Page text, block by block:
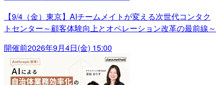
【9/4（金）東京】AIチームメイトが変える次世代コンタク
トセンター～顧客体験向上とオペレーション改革の最前線～
開催前2026年9月4日(金) 15:00